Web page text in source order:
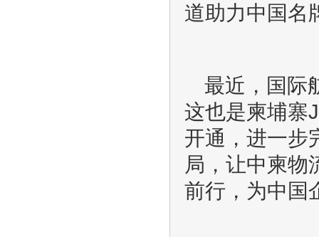
道助力中国名
最近，国际
这也是柬埔寨
开通，进一步
局，让中柬物
前行，为中国